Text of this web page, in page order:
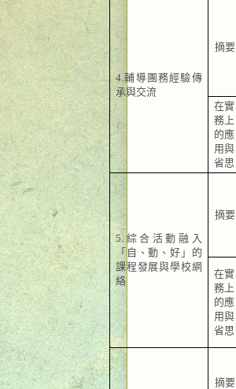
4.輔導團務經驗傳
承與交流
摘要
在實
務上
的應
用與
省思
5.綜合活動融入
「自、動、好」的
課程發展與學校網
絡
摘要
在實
務上
的應
用與
省思
摘要